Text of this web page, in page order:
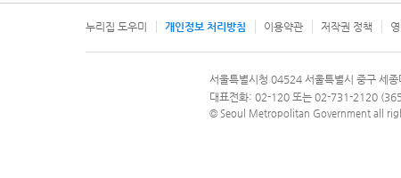
누리집 도우미 개인정보 처리방침 이용약관 저작권 정책
문의 전화번호 120, 120 다산콜재단
서울특별시청 04524 서울특별시 중구 세
대표전화: 02-120 또는 02-731-2120
© Seoul Metropolitan Government all